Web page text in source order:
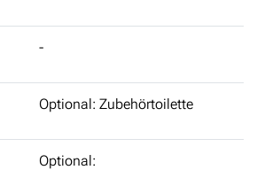
-
Optional: Zubehörtoilette
Optional: